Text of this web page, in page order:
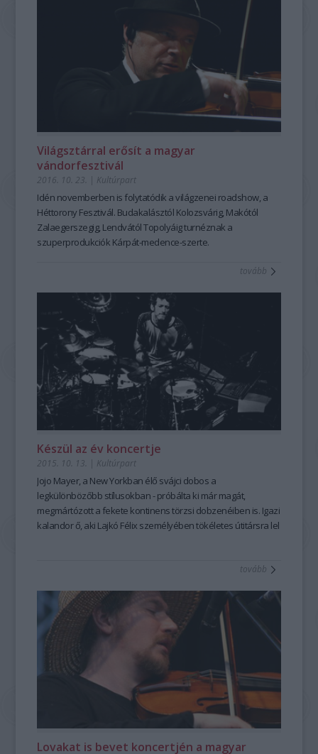
Világsztárral erősít a magyar
vándorfesztivál
2016. 10. 23. | Kultúrpart
Idén novemberben is folytatódik a világzenei roadshow, a
Héttorony Fesztivál. Budakalásztól Kolozsvárig, Makótól
Zalaegerszegig, Lendvától Topolyáig turnéznak a
szuperprodukciók Kárpát-medence-szerte.
tovább
Készül az év koncertje
2015. 10. 13. | Kultúrpart
Jojo Mayer, a New Yorkban élő svájci dobos a
legkülönbözőbb stílusokban - próbálta ki már magát,
megmártózott a fekete kontinens törzsi dobzenéiben is. Igazi
kalandor ő, aki Lajkó Félix személyében tökéletes útitársra lel
tovább
Lovakat is bevet koncertjén a magyar